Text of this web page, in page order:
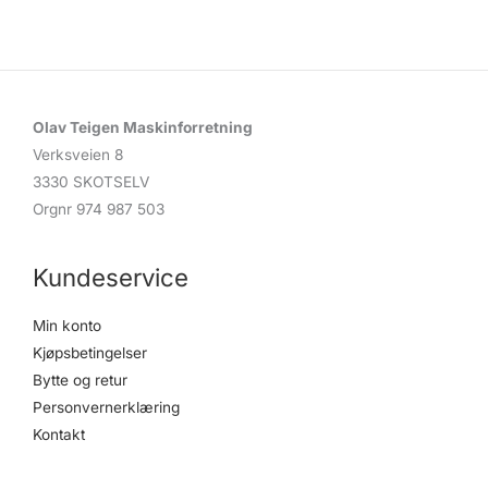
Olav Teigen Maskinforretning
Verksveien 8
3330 SKOTSELV
Orgnr 974 987 503
Kundeservice
Min konto
Kjøpsbetingelser
Bytte og retur
Personvernerklæring
Kontakt